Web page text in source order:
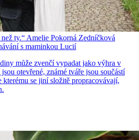
ty.“ Amelie Pokorná Zedníčková
s maminkou Lucií
může zvenčí vypadat jako výhra v
otevřené, známé tváře jsou součástí
kterému se jiní složitě propracovávají,